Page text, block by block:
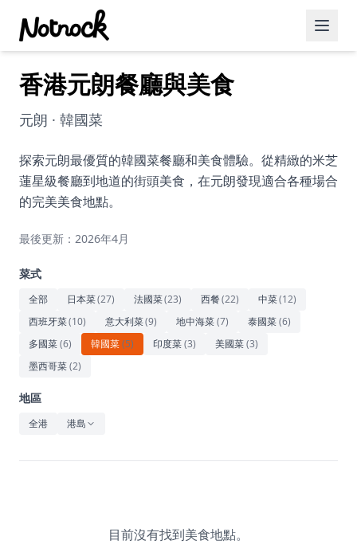
精選活動
博客文章
約會好去處
美食佳餚
藝術文化
休閒
音樂
香港元朗餐廳與美食
元朗 · 韓國菜
探索元朗最優質的韓國菜餐廳和美食體驗。從精緻的米芝
蓮星級餐廳到地道的街頭美食，在元朗發現適合各種場合
的完美美食地點。
最後更新：2026年4月
菜式
全部 日本菜(27) 法國菜(23) 西餐(22) 中菜(12)
西班牙菜(10) 意大利菜(9) 地中海菜(7) 泰國菜(6)
多國菜(6) 韓國菜(5) 印度菜(3) 美國菜(3)
墨西哥菜(2)
地區
全港 港島
目前沒有找到美食地點。